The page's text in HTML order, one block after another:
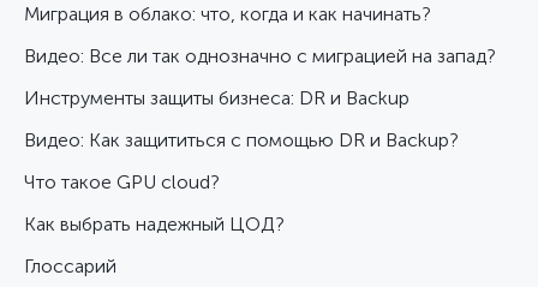
Миграция в облако: что, когда и как начинать?
Видео: Все ли так однозначно с миграцией на запад?
Инструменты защиты бизнеса: DR и Backup
Видео: Как защититься с помощью DR и Backup?
Что такое GPU cloud?
Как выбрать надежный ЦОД?
Глоссарий